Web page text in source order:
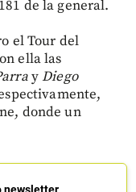
de la general.
el Tour del
ella las
yDiego
donde un